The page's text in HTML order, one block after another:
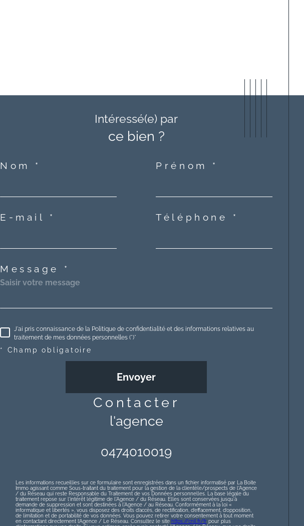
Intéressé(e) par
ce bien ?
Nom * Prénom *
E-mail * Téléphone *
Message *
J'ai pris connaissance de la Politique de confidentialité et des informations relatives au
traitement de mes données personnelles (*)*
* Champ obligatoire
Envoyer
contacter
l'agence
0474010019
Les informations recueillies sur ce formulaire sont enregistrées dans un fichier informatisé par La Boite
Immo agissant comme Sous-traitant du traitement pour la gestion de la clientèle/prospects de l'Agence
/ du Réseau qui reste Responsable du Traitement de vos Données personnelles. La base légale du
traitement repose sur l'intérêt légitime de l'Agence / du Réseau. Elles sont conservées jusqu'à
demande de suppression et sont destinées à l'Agence / au Réseau. Conformément à la loi «
informatique et libertés », vous disposez des droits d’accès, de rectification, d’effacement, d’opposition,
de limitation et de portabilité de vos données. Vous pouvez retirer votre consentement à tout moment
en contactant directement l’Agence / Le Réseau. Consultez le site https://cnil.fr/frpour plus